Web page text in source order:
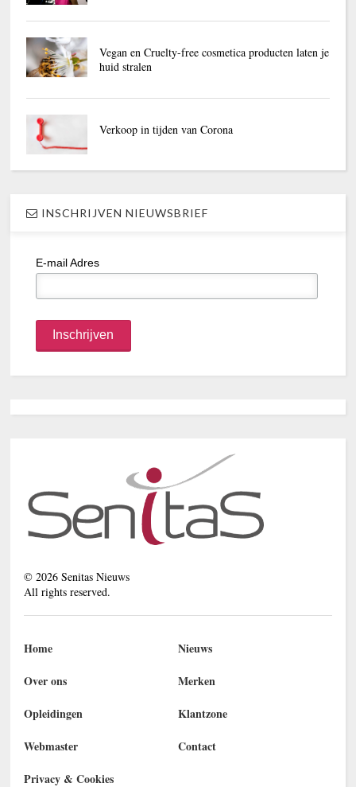
Vegan en Cruelty-free cosmetica producten laten je
huid stralen
Verkoop in tijden van Corona
INSCHRIJVEN NIEUWSBRIEF
E-mail Adres
©2026 Senitas Nieuws
All rights reserved.
Home
Nieuws
Over ons
Merken
Opleidingen
Klantzone
Webmaster
Contact
Privacy & Cookies